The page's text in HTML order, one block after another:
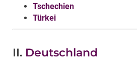
Tschechien
Türkei
II. Deutschland